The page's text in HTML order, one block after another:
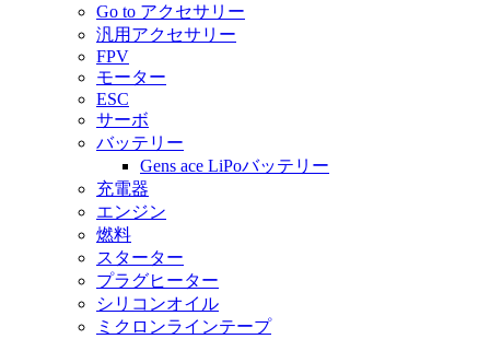
Go to アクセサリー
汎用アクセサリー
FPV
モーター
ESC
サーボ
バッテリー
Gens ace LiPoバッテリー
充電器
エンジン
燃料
スターター
プラグヒーター
シリコンオイル
ミクロンラインテープ